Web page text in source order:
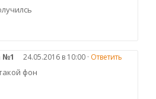
№1 24.05.2016 в 10:00 · Ответить
фон